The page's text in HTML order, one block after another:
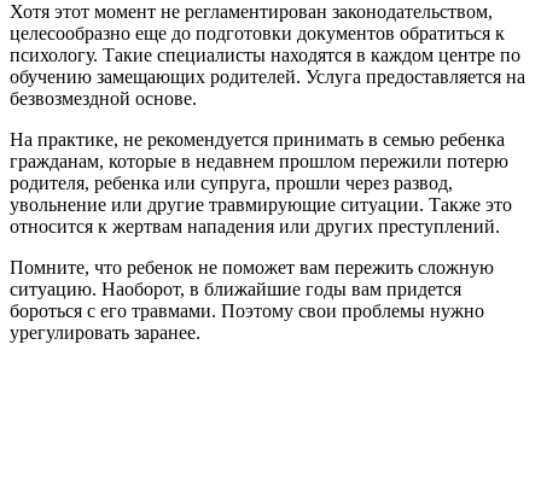
Хотя этот момент не регламентирован законодательством,
целесообразно еще до подготовки документов обратиться к
психологу. Такие специалисты находятся в каждом центре по
обучению замещающих родителей. Услуга предоставляется на
безвозмездной основе.
На практике, не рекомендуется принимать в семью ребенка
гражданам, которые в недавнем прошлом пережили потерю
родителя, ребенка или супруга, прошли через развод,
увольнение или другие травмирующие ситуации. Также это
относится к жертвам нападения или других преступлений.
Помните, что ребенок не поможет вам пережить сложную
ситуацию. Наоборот, в ближайшие годы вам придется
бороться с его травмами. Поэтому свои проблемы нужно
урегулировать заранее.